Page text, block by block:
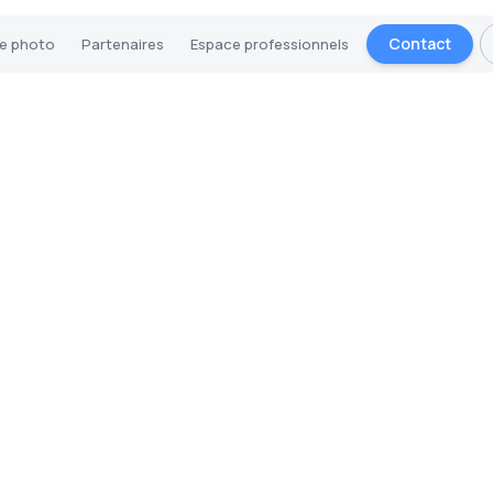
photo Partenaires Espace professionnels Contact